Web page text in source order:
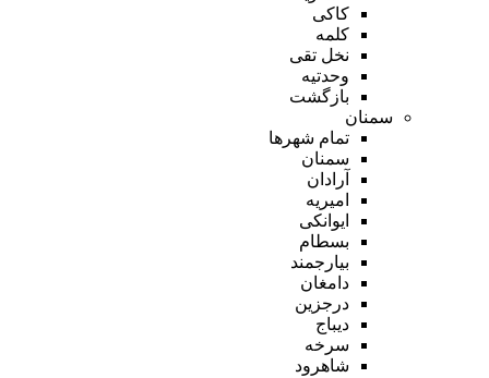
کاکی
کلمه
نخل تقی
وحدتیه
بازگشت
سمنان
تمام شهر‌ها
سمنان
آرادان
امیریه
ایوانکی
بسطام
بیارجمند
دامغان
درجزین
دیباج
سرخه
شاهرود